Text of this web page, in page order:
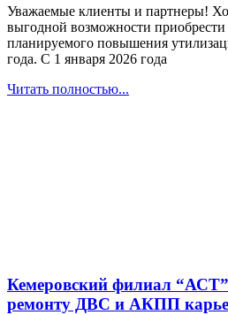
Уважаемые клиенты и партнеры!
выгодной возможности
планируемого повышения
года. С 1 января 2026 года
Читать полностью...
Кемеровский филиал “АСТ”
ремонту ДВС и АКПП